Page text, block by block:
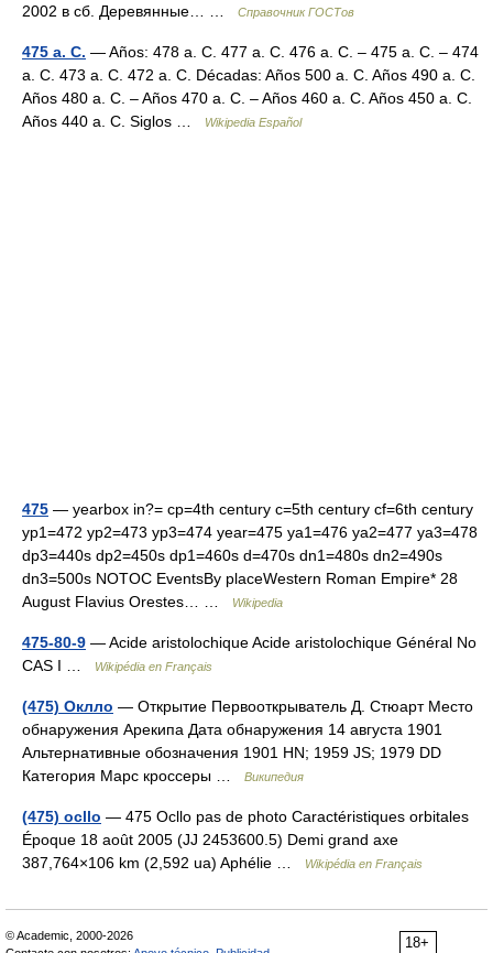
2002 в сб. Деревянные… …
Справочник ГОСТов
475 a. C. — Años: 478 a. C. 477 a. C. 476 a. C. – 475 a. C. – 474
a. C. 473 a. C. 472 a. C. Décadas: Años 500 a. C. Años 490 a. C.
Años 480 a. C. – Años 470 a. C. – Años 460 a. C. Años 450 a. C.
Años 440 a. C. Siglos …
Wikipedia Español
475 — yearbox in?= cp=4th century c=5th century cf=6th century
yp1=472 yp2=473 yp3=474 year=475 ya1=476 ya2=477 ya3=478
dp3=440s dp2=450s dp1=460s d=470s dn1=480s dn2=490s
dn3=500s NOTOC EventsBy placeWestern Roman Empire* 28
August Flavius Orestes… …
Wikipedia
475-80-9 — Acide aristolochique Acide aristolochique Général No
CAS I …
Wikipédia en Français
(475) Оклло — Открытие Первооткрыватель Д. Стюарт Место
обнаружения Арекипа Дата обнаружения 14 августа 1901
Альтернативные обозначения 1901 HN; 1959 JS; 1979 DD
Категория Марс кроссеры …
Википедия
(475) ocllo — 475 Ocllo pas de photo Caractéristiques orbitales
Époque 18 août 2005 (JJ 2453600.5) Demi grand axe
387,764×106 km (2,592 ua) Aphélie …
Wikipédia en Français
18+
© Academic, 2000-2026